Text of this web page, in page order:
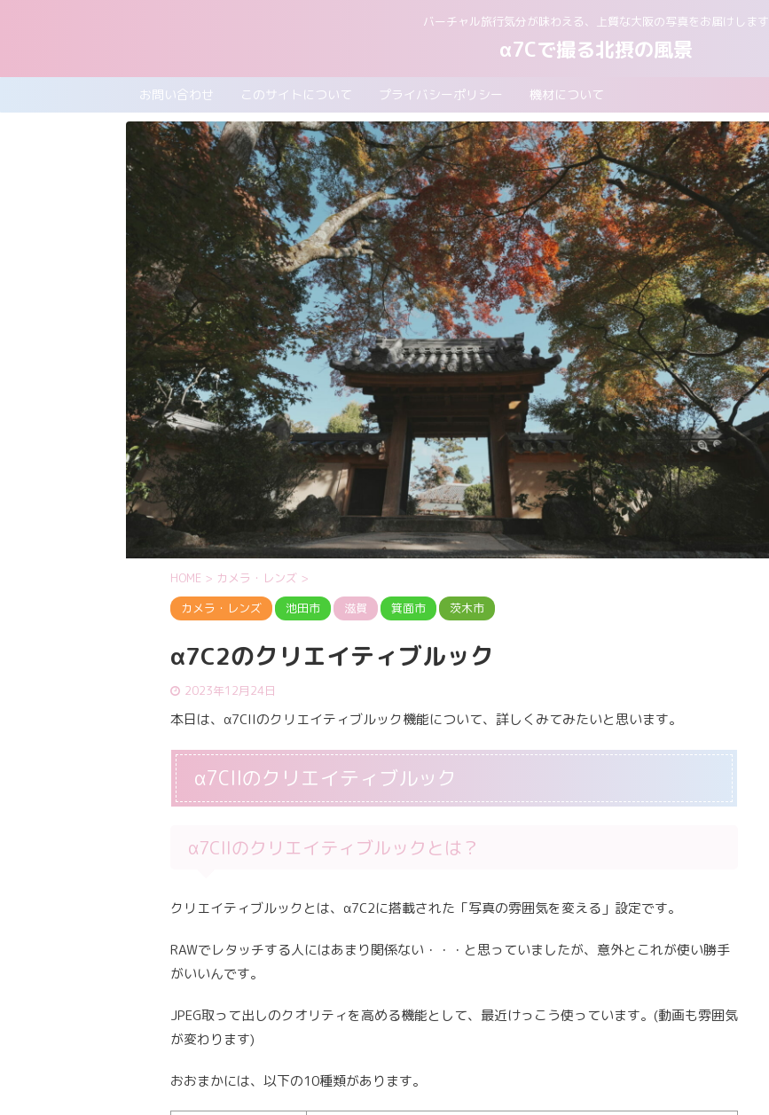
バーチャル旅行気分が味わえる、上質な大阪の写真をお届けします
α7Cで撮る北摂の風景
お問い合わせ このサイトについて プライバシーポリシー 機材について
HOME > カメラ・レンズ >
カメラ・レンズ
池田市 滋賀 箕面市 茨木市
α7C2のクリエイティブルック
2023年12月24日
本日は、α7CIIのクリエイティブルック機能について、詳しくみてみたいと思います。
α7CIIのクリエイティブルック
α7CIIのクリエイティブルックとは？
クリエイティブルックとは、α7C2に搭載された「写真の雰囲気を変える」設定です。
RAWでレタッチする人にはあまり関係ない・・・と思っていましたが、意外とこれが使い勝手
がいいんです。
JPEG取って出しのクオリティを高める機能として、最近けっこう使っています。(動画も雰囲気
が変わります)
おおまかには、以下の10種類があります。